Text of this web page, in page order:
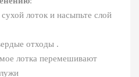
лоток и насыпьте слой
отходы .
лотка перемешивают